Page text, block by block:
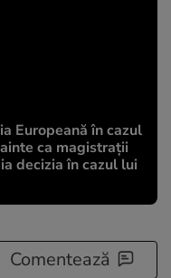
Europeană în cazul
ca magistrații
decizia în cazul lui
Comentează